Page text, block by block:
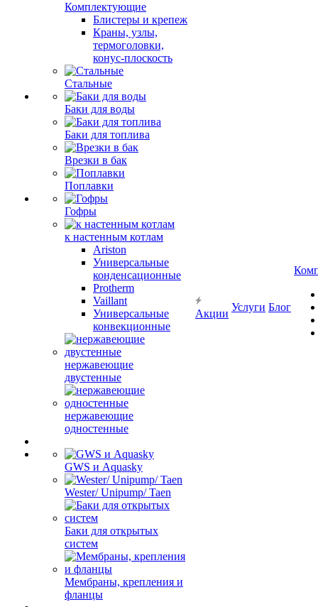
Комплектующие
Блистеры и крепеж
Краны, узлы,
термоголовки,
конус-плоскость
Стальные
Баки для воды
Баки для топлива
Врезки в бак
Поплавки
Гофры
к настенным котлам
Ariston
Универсальные
конденсационные
Protherm
Vaillant
Универсальные
конвекционные
нержавеющие
двустенные
нержавеющие
одностенные
GWS и Aquasky
Wester/ Unipump/ Taen
Баки для открытых
систем
Мембраны, крепления и
фланцы
Акции
Услуги Блог